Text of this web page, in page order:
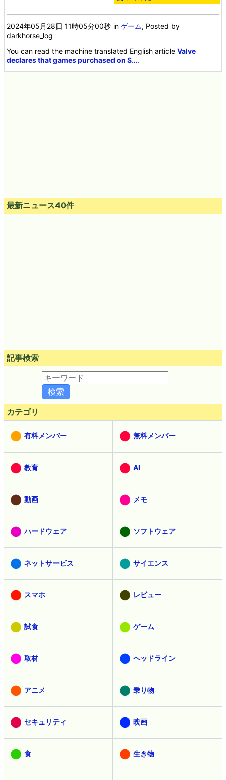
2024年05月28日 11時05分00秒 inゲーム, Posted by
darkhorse_log
You can read the machine translated English articleValve
declares that games purchased on S….
最新ニュース40件
記事検索
カテゴリ
有料メンバー 無料メンバー
教育 AI
動画 メモ
ハードウェア ソフトウェア
ネットサービス サイエンス
スマホ レビュー
試食 ゲーム
取材 ヘッドライン
アニメ 乗り物
セキュリティ 映画
食 生き物